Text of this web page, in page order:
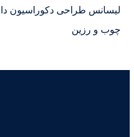
لیسانس طراحی دکوراسیون
چوب و رزین